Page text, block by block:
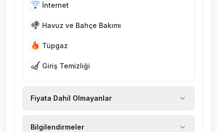
İnternet
Havuz ve Bahçe Bakımı
Tüpgaz
Giriş Temizliği
Fiyata Dahil Olmayanlar
Bilgilendirmeler